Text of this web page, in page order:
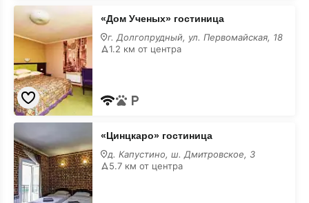
«Дом
Ученых»
гостиница
«Дом Ученых» гостиница
г. Долгопрудный, ул. Первомайская, 18
1.2 км от центра
«Цинцкаро»
гостиница
«Цинцкаро» гостиница
д. Капустино, ш. Дмитровское, 3
5.7 км от центра